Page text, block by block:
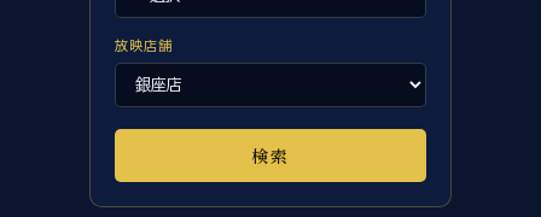
放映店舗
検索